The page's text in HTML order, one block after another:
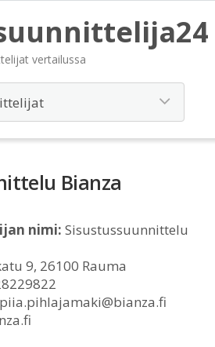
vertailussa
Bianza
nimi: Sisustussuunnittelu
9, 26100 Rauma
piia.pihlajamaki@bianza.fi